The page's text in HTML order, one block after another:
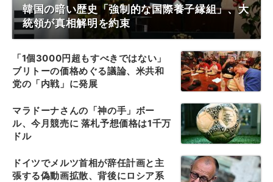
韓国の暗い歴史「強制的な国際養子縁組」、大
統領が真相解明を約束
「1個3000円超もすべきではない」
ブリトーの価格めぐる議論、米共和
党の「内戦」に発展
マラドーナさんの「神の手」ボー
ル、今月競売に 落札予想価格は1千万
ドル
ドイツでメルツ首相が辞任計画と主
張する偽動画拡散、背後にロシア系